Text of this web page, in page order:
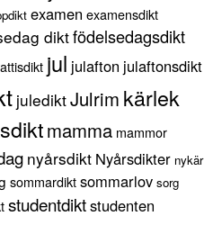
examen examensdikt
diktfödelsedagsdikt
jul julafton julaftonsdikt
julediktJulrim kärlek
mamma mammor
nyårsdikt Nyårsdikter nykär
sommardiktsommarlov sorg
studentdiktstudenten